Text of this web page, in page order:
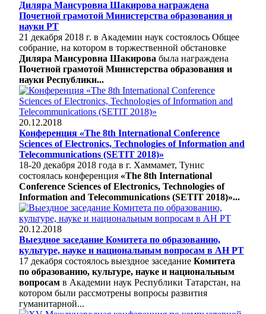
Диляра Мансуровна Шакирова награждена
Почетной грамотой Министерства образования и
науки РТ
21 декабря 2018 г. в Академии наук состоялось Общее
собрание, на котором в торжественной обстановке
Диляра Мансуровна Шакирова была награждена
Почетной грамотой Министерства образования и
науки Республики...
20.12.2018
Конференция «The 8th International Conference
Sciences of Electronics, Technologies of Information and
Telecommunications (SETIT 2018)»
18-20 декабря 2018 года в г. Хаммамет, Тунис
состоялась конференция «The 8th International
Conference Sciences of Electronics, Technologies of
Information and Telecommunications (SETIT 2018)»...
20.12.2018
Выездное заседание Комитета по образованию,
культуре, науке и национальным вопросам в АН РТ
17 декабря состоялось выездное заседание Комитета
по образованию, культуре, науке и национальным
вопросам в Академии наук Республики Татарстан, на
котором были рассмотрены вопросы развития
гуманитарной...